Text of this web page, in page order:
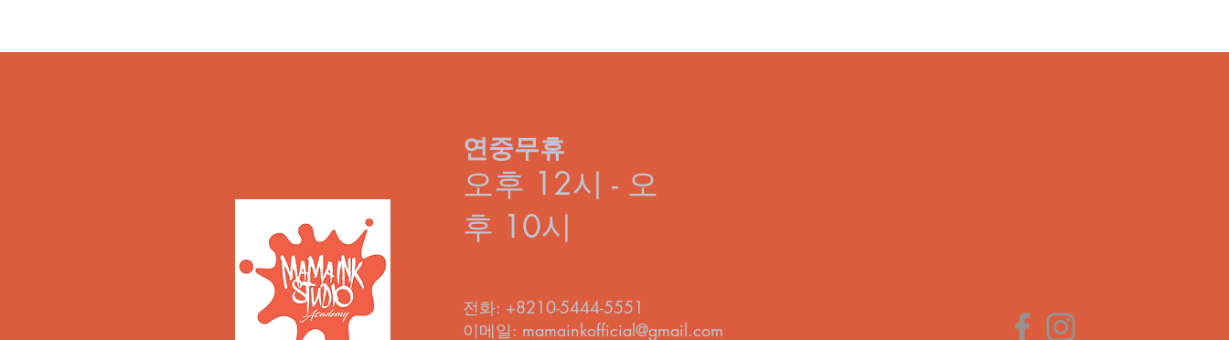
연중무휴
오후 12시 - 오
후 10시
전화: +8210-5444-5551
이메일: mamainkofficial@gmail.com